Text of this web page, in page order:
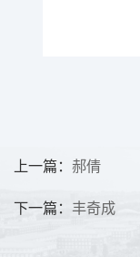
上一篇： 郝倩
下一篇： 丰奇成